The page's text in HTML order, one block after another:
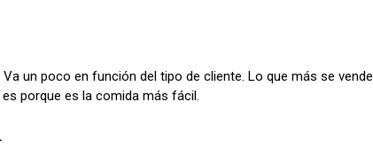
un poco en función del tipo de cliente. Lo que más se vende
porque es la comida más fácil.